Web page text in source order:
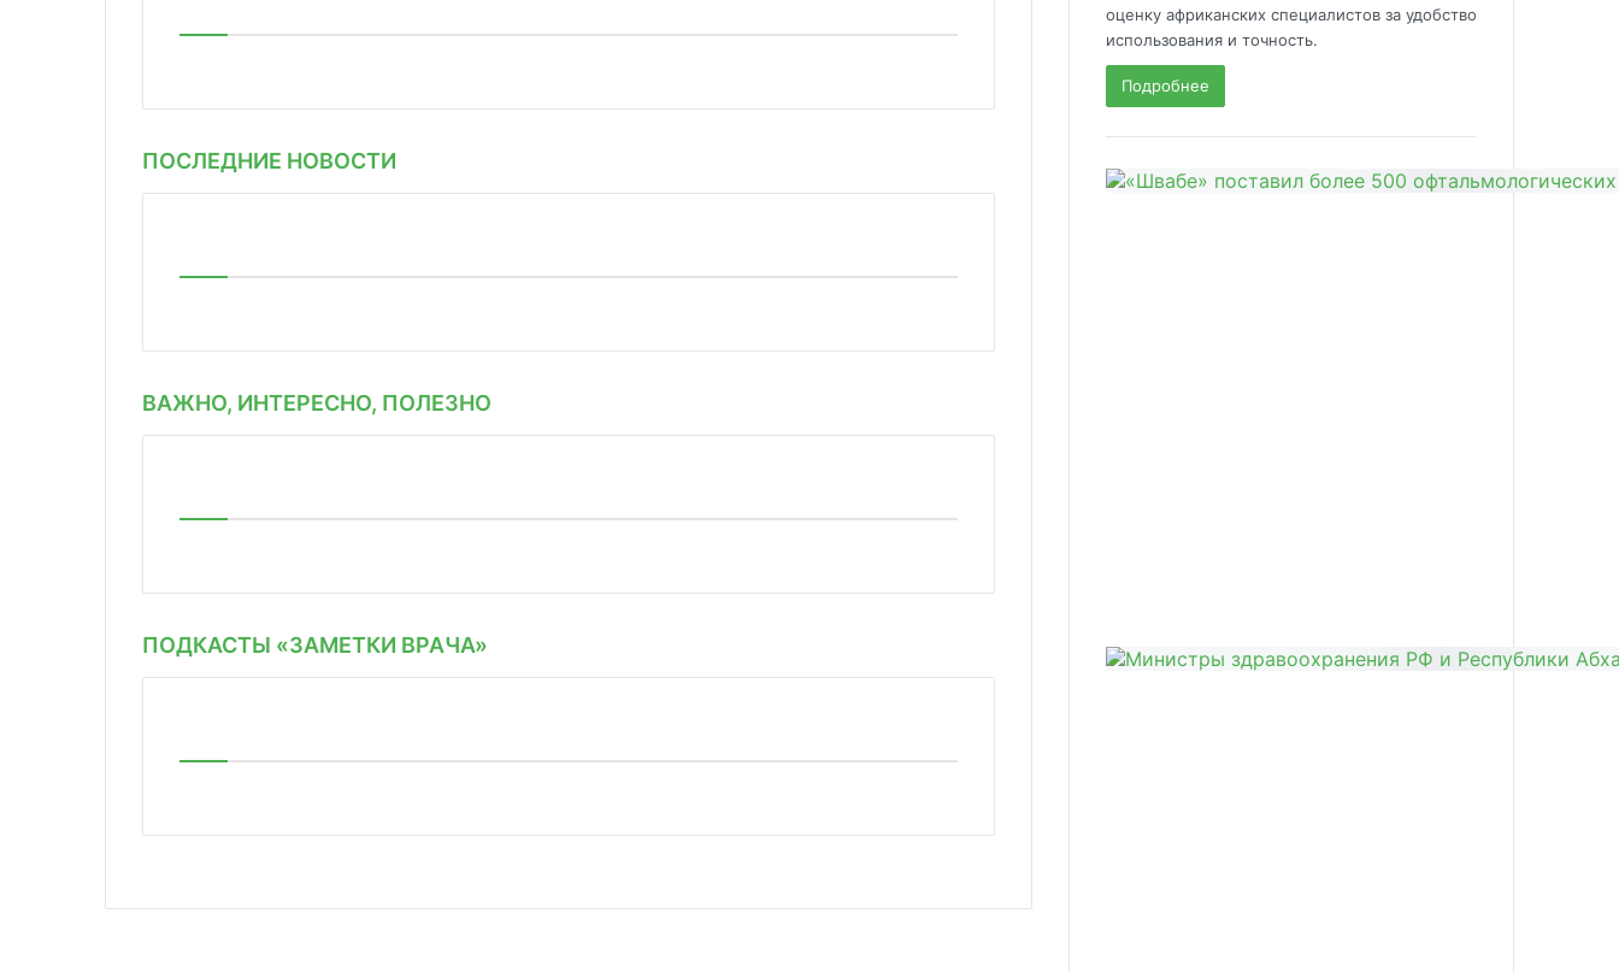
ПОСЛЕДНИЕ НОВОСТИ
ВАЖНО, ИНТЕРЕСНО, ПОЛЕЗНО
ПОДКАСТЫ «ЗАМЕТКИ ВРАЧА»
оценку африканских специалистов за удобство
использования и точность.
Подробнее